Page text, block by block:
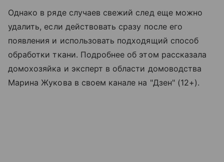
Однако в ряде случаев свежий след еще можно
удалить, если действовать сразу после его
появления и использовать подходящий способ
обработки ткани. Подробнее об этом рассказала
домохозяйка и эксперт в области домоводства
Марина Жукова в своем канале на "Дзен" (12+).